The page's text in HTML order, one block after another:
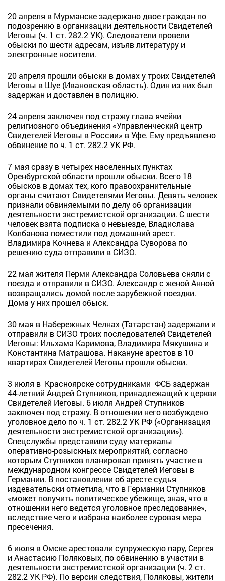
20 апреля в Мурманске задержано двое граждан по
подозрению в организации деятельности Свидетелей
Иеговы (ч. 1 ст. 282.2 УК). Следователи провели
обыски по шести адресам, изъяв литературу и
электронные носители.
20 апреля прошли обыски в домах у троих Свидетелей
Иеговы в Шуе (Ивановская область). Один из них был
задержан и доставлен в полицию.
24 апреля заключен под стражу глава ячейки
религиозного объединения «Управленческий центр
Свидетелей Иеговы в России» в Уфе. Ему предъявлено
обвинение по ч. 1 ст. 282.2 УК РФ.
7 мая сразу в четырех населенных пунктах
Оренбургской области прошли обыски. Всего 18
обысков в домах тех, кого правоохранительные
органы считают Свидетелями Иеговы. Девять человек
признали обвиняемыми по делу об организации
деятельности экстремистской организации. С шести
человек взята подписка о невыезде, Владислава
Колбанова поместили под домашний арест.
Владимира Кочнева и Александра Суворова по
решению суда отправили в СИЗО.
22 мая жителя Перми Александра Соловьева сняли с
поезда и отправили в СИЗО. Александр с женой Анной
возвращались домой после зарубежной поездки.
Дома у них прошел обыск.
30 мая в Набережных Челнах (Татарстан) задержали и
отправили в СИЗО троих последователей Свидетелей
Иеговы: Ильхама Каримова, Владимира Мякушина и
Константина Матрашова. Накануне арестов в 10
квартирах Свидетелей Иеговы прошли обыски.
3 июля в Красноярске сотрудниками ФСБ задержан
44-летний Андрей Ступников, принадлежащий к церкви
Свидетелей Иеговы. 6 июля Андрей Ступников
заключен под стражу. В отношении него возбуждено
уголовное дело по ч. 1 ст. 282.2 УК РФ («Организация
деятельности экстремистской организации»).
Спецслужбы представили суду материалы
оперативно-розыскных мероприятий, согласно
которым Ступников планировал принять участие в
международном конгрессе Свидетелей Иеговы в
Германии. В постановлении об аресте судья
издевательски отметила, что в Германии Ступников
«может получить политическое убежище, зная, что в
отношении него ведется уголовное преследование»,
вследствие чего и избрана наиболее суровая мера
пресечения.
6 июля в Омске арестовали супружескую пару, Сергея
и Анастасию Поляковых, по обвинению в участии в
деятельности экстремистской организации (ч. 2 ст.
282.2 УК РФ). По версии следствия, Поляковы, жители